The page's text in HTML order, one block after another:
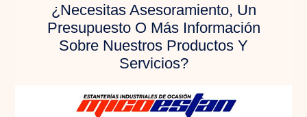
¿Necesitas Asesoramiento, Un
Presupuesto O Más Información
Sobre Nuestros Productos Y
Servicios?